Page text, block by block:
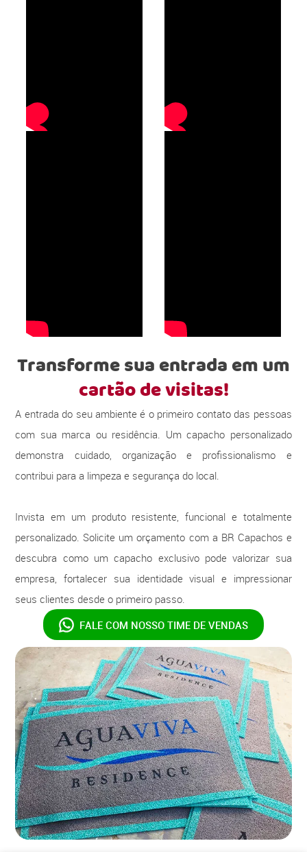
Transforme sua entrada em um
cartão de visitas!
A entrada do seu ambiente é o primeiro contato das pessoas
com sua marca ou residência. Um capacho personalizado
demonstra cuidado, organização e profissionalismo e
contribui para a limpeza e segurança do local.
Invista em um produto resistente, funcional e totalmente
personalizado. Solicite um orçamento com a BR Capachos e
descubra como um capacho exclusivo pode valorizar sua
empresa, fortalecer sua identidade visual e impressionar
seus clientes desde o primeiro passo.
FALE COM NOSSO TIME DE VENDAS